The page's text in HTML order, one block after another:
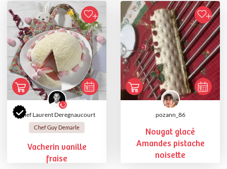
Chef Laurent Deregnaucourt
Chef Guy Demarle
Vacherin vanille
fraise
pozann_86
Nougat glacé
Amandes pistache
noisette